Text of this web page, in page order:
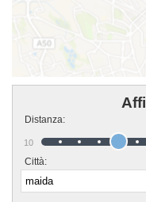
Distanza:
10
Città: